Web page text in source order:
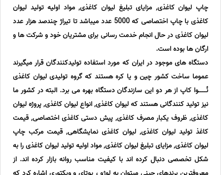
چاپ لیوان کاغذی, مزایای تبلیغ لیوان کاغذی, مواد اولیه تولید لیوان
کاغذی با چاپ اختصاصی که 5000 عدد میباشد تا تیراژ چندصد هزار عدد
لیوان کاغذی در حال انجام خدمت رسانی برای مشتریان خود و شرکت ها و
ارگان ها بوده است.
دستگاه های موجود در ایران که مورد استفاده تولیدکنندگان قرار میگیرند
عموما ساخت کشور چین و یا کره هستند که گروه تولیدی لیوان کاغذی
نُــــوا کاپ از هر دو این سازندگان دستگاه بهره می برد. البته در کشور ما
نیز تولید کنندگانی هستند که لیوان کاغذی, انواع لیوان کاغذی, پروژه لیوان
کاغذی, ظروف یکبار مصرف کاغذی, پیش دستی کاغذی اختصاصی, قیمت
کاغذ تولید لیوان کاغذی, لیوان کاغذی نمایشگاهی, قیمت مرکب چاپ
لیوان کاغذی, مزایای تبلیغ لیوان کاغذی, مواد اولیه تولید لیوان کاغذی را به
شکل تخصصی دنبال کرده اند با کیفیت مناسب روانه بازار کرده اند. از